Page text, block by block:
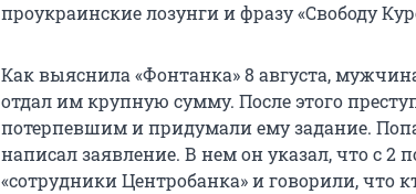
проукраинские лозунги и фразу «Свободу
Как выяснила «Фонтанка» 8 августа,
отдал им крупную сумму. После этого
потерпевшим и придумали ему задание.
написал заявление. В нем он указал, что с 2
«сотрудники Центробанка» и говорили, что